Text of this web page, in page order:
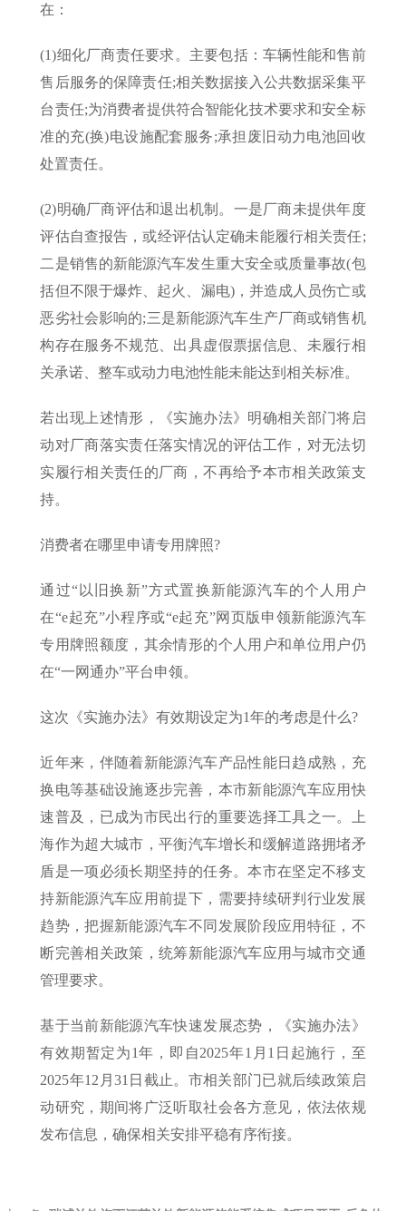
在：
(1)细化厂商责任要求。主要包括：车辆性能和售前
售后服务的保障责任;相关数据接入公共数据采集平
台责任;为消费者提供符合智能化技术要求和安全标
准的充(换)电设施配套服务;承担废旧动力电池回收
处置责任。
(2)明确厂商评估和退出机制。一是厂商未提供年度
评估自查报告，或经评估认定确未能履行相关责任;
二是销售的新能源汽车发生重大安全或质量事故(包
括但不限于爆炸、起火、漏电)，并造成人员伤亡或
恶劣社会影响的;三是新能源汽车生产厂商或销售机
构存在服务不规范、出具虚假票据信息、未履行相
关承诺、整车或动力电池性能未能达到相关标准。
若出现上述情形，《实施办法》明确相关部门将启
动对厂商落实责任落实情况的评估工作，对无法切
实履行相关责任的厂商，不再给予本市相关政策支
持。
消费者在哪里申请专用牌照?
通过“以旧换新”方式置换新能源汽车的个人用户
在“e起充”小程序或“e起充”网页版申领新能源汽车
专用牌照额度，其余情形的个人用户和单位用户仍
在“一网通办”平台申领。
这次《实施办法》有效期设定为1年的考虑是什么?
近年来，伴随着新能源汽车产品性能日趋成熟，充
换电等基础设施逐步完善，本市新能源汽车应用快
速普及，已成为市民出行的重要选择工具之一。上
海作为超大城市，平衡汽车增长和缓解道路拥堵矛
盾是一项必须长期坚持的任务。本市在坚定不移支
持新能源汽车应用前提下，需要持续研判行业发展
趋势，把握新能源汽车不同发展阶段应用特征，不
断完善相关政策，统筹新能源汽车应用与城市交通
管理要求。
基于当前新能源汽车快速发展态势，《实施办法》
有效期暂定为1年，即自2025年1月1日起施行，至
2025年12月31日截止。市相关部门已就后续政策启
动研究，期间将广泛听取社会各方意见，依法依规
发布信息，确保相关安排平稳有序衔接。